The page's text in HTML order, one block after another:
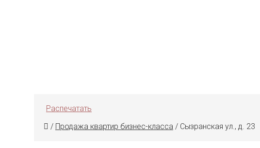
Распечатать
/ Продажа квартир бизнес-класса / Сызранская ул., д. 23